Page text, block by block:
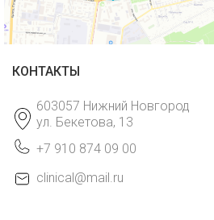
КОНТАКТЫ
603057 Нижний Новгород
ул. Бекетова, 13
+7 910 874 09 00
clinical@mail.ru